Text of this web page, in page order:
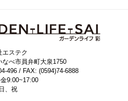
エステク
なべ市員弁町大泉1750
496 / FAX: (0594)74-6888
9:00~17:00
、祝